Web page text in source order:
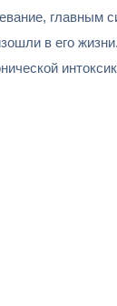
главным
в его